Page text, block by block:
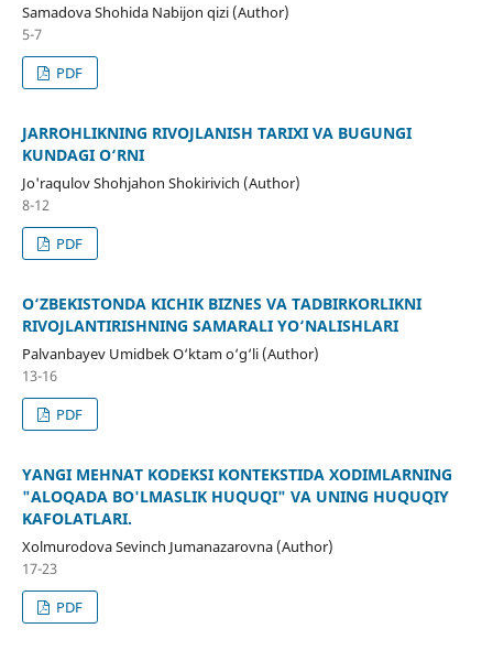
Samadova Shohida Nabijon qizi (Author)
5-7
PDF
JARROHLIKNING RIVOJLANISH TARIXI VA BUGUNGI
KUNDAGI O‘RNI
Jo'raqulov Shohjahon Shokirivich (Author)
8-12
PDF
O‘ZBEKISTONDA KICHIK BIZNES VA TADBIRKORLIKNI
RIVOJLANTIRISHNING SAMARALI YO‘NALISHLARI
Palvanbayev Umidbek O‘ktam o‘g‘li (Author)
13-16
PDF
YANGI MEHNAT KODEKSI KONTEKSTIDA XODIMLARNING
"ALOQADA BO'LMASLIK HUQUQI" VA UNING HUQUQIY
KAFOLATLARI.
Xolmurodova Sevinch Jumanazarovna (Author)
17-23
PDF